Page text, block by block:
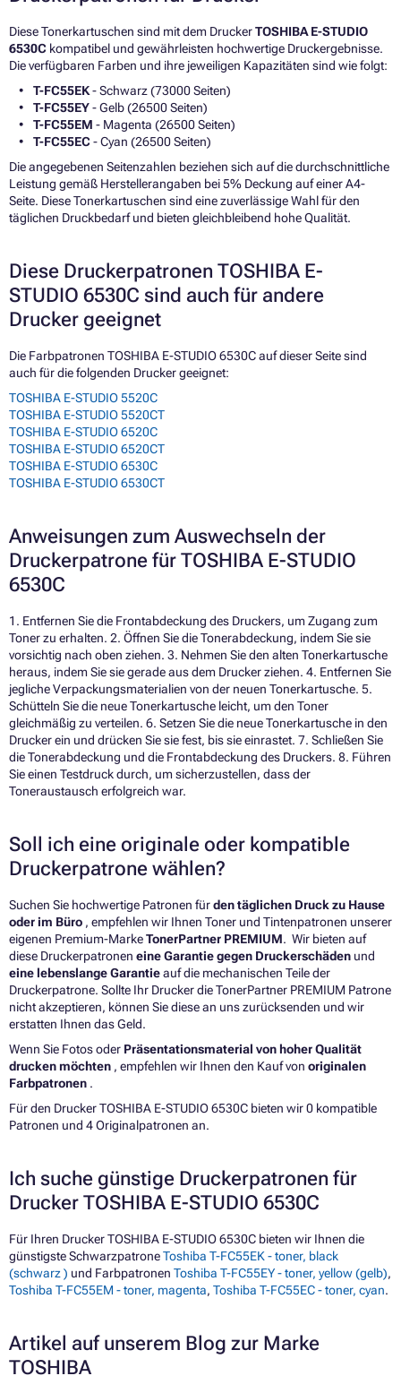
Diese Tonerkartuschen sind mit dem DruckerTOSHIBA E-STUDIO
6530C kompatibel und gewährleisten hochwertige Druckergebnisse.
Die verfügbaren Farben und ihre jeweiligen Kapazitäten sind wie folgt:
T-FC55EK- Schwarz (73000 Seiten)
T-FC55EY- Gelb (26500 Seiten)
T-FC55EM - Magenta (26500 Seiten)
T-FC55EC - Cyan (26500 Seiten)
Die angegebenen Seitenzahlen beziehen sich auf die durchschnittliche
Leistung gemäß Herstellerangaben bei 5% Deckung auf einer A4-
Seite. Diese Tonerkartuschen sind eine zuverlässige Wahl für den
täglichen Druckbedarf und bieten gleichbleibend hohe Qualität.
Diese Druckerpatronen TOSHIBA E-
STUDIO 6530C sind auch für andere
Drucker geeignet
Die Farbpatronen TOSHIBA E-STUDIO 6530C auf dieser Seite sind
auch für die folgenden Drucker geeignet:
TOSHIBA E-STUDIO 5520C
TOSHIBA E-STUDIO 5520CT
TOSHIBA E-STUDIO 6520C
TOSHIBA E-STUDIO 6520CT
TOSHIBA E-STUDIO 6530C
TOSHIBA E-STUDIO 6530CT
Anweisungen zum Auswechseln der
Druckerpatrone für TOSHIBA E-STUDIO
6530C
1. Entfernen Sie die Frontabdeckung des Druckers, um Zugang zum
Toner zu erhalten. 2. Öffnen Sie die Tonerabdeckung, indem Sie sie
vorsichtig nach oben ziehen. 3. Nehmen Sie den alten Tonerkartusche
heraus, indem Sie sie gerade aus dem Drucker ziehen. 4. Entfernen Sie
jegliche Verpackungsmaterialien von der neuen Tonerkartusche. 5.
Schütteln Sie die neue Tonerkartusche leicht, um den Toner
gleichmäßig zu verteilen. 6. Setzen Sie die neue Tonerkartusche in den
Drucker ein und drücken Sie sie fest, bis sie einrastet. 7. Schließen Sie
die Tonerabdeckung und die Frontabdeckung des Druckers. 8. Führen
Sie einen Testdruck durch, um sicherzustellen, dass der
Toneraustausch erfolgreich war.
Soll ich eine originale oder kompatible
Druckerpatrone wählen?
Suchen Sie hochwertige Patronen fürden täglichen Druck zu Hause
oder im Büro , empfehlen wir Ihnen Toner und Tintenpatronen unserer
eigenen Premium-MarkeTonerPartner PREMIUM. Wir bieten auf
diese Druckerpatronen eine Garantie gegen Druckerschäden und
eine lebenslange Garantieauf die mechanischen Teile der
Druckerpatrone. Sollte Ihr Drucker die TonerPartner PREMIUM Patrone
nicht akzeptieren, können Sie diese an uns zurücksenden und wir
erstatten Ihnen das Geld.
Wenn Sie Fotos oder Präsentationsmaterial von hoher Qualität
drucken möchten , empfehlen wir Ihnen den Kauf von originalen
Farbpatronen .
Für den Drucker TOSHIBA E-STUDIO 6530C bieten wir 0 kompatible
Patronen und 4 Originalpatronen an.
Ich suche günstige Druckerpatronen für
Drucker TOSHIBA E-STUDIO 6530C
Für Ihren Drucker TOSHIBA E-STUDIO 6530C bieten wir Ihnen die
günstigste SchwarzpatroneToshiba T-FC55EK - toner, black
(schwarz ) und Farbpatronen Toshiba T-FC55EY - toner, yellow (gelb),
Toshiba T-FC55EM - toner, magenta, Toshiba T-FC55EC - toner, cyan.
Artikel auf unserem Blog zur Marke
TOSHIBA